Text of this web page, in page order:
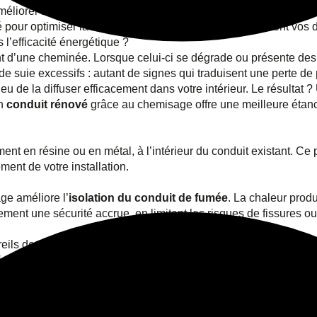
les performances, le
occupe
optimiser la chaleur produite et réduire durablement vos
énergétique ?
cheminée. Lorsque celui-ci se dégrade ou présente
suie excessifs : autant de signes qui traduisent une perte de
de la diffuser efficacement dans votre intérieur. Le résultat
conduit rénové grâce au chemisage offre une meilleure
en résine ou en métal, à l’intérieur du conduit existant.
de votre installation.
améliore l’isolation du conduit de fumée. La chaleur
une sécurité accrue, en limitant les risques de fissures
de chauffage. Le
est
et parfaitement étanche, votre appareil fonctionne à son
complète. Résultat : une
ne se traduit pas uniquement sur la facture, elle